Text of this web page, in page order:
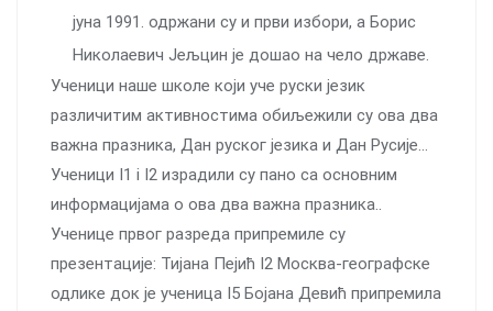
јуна 1991. одржани су и први избори, а Борис
Николаевич Јељцин је дошао на чело државе.
Ученици наше школе који уче руски језик
различитим активностима обиљежили су ова два
важна празника, Дан руског језика и Дан Русије…
Ученици I1 i I2 израдили су пано са основним
информацијама о ова два важна празника..
Ученице првог разреда припремиле су
презентације: Тијана Пејић I2 Москва-географске
одлике док је ученица I5 Бојана Девић припремила